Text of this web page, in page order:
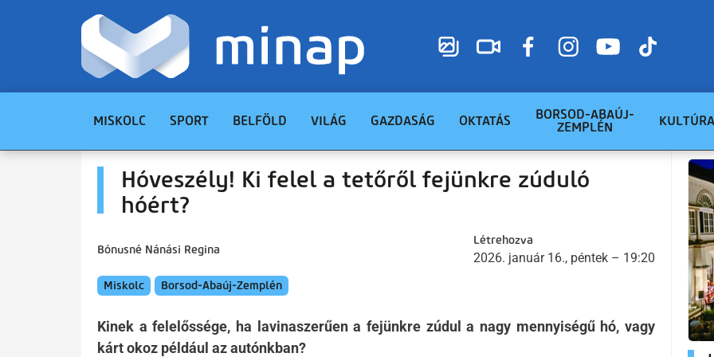
MISKOLC SPORT BELFÖLD VILÁG GAZDASÁG OKTATÁS
BORSOD-ABAÚJ-
ZEMPLÉN
KULTÚRA
Hóveszély! Ki felel a tetőről fejünkre zúduló
hóért?
Bónusné Nánási Regina
Létrehozva
2026. január 16., péntek – 19:20
Miskolc Borsod-Abaúj-Zemplén
Kinek a felelőssége, ha lavinaszerűen a fejünkre zúdul a nagy mennyiségű hó, vagy
kárt okoz például az autónkban?